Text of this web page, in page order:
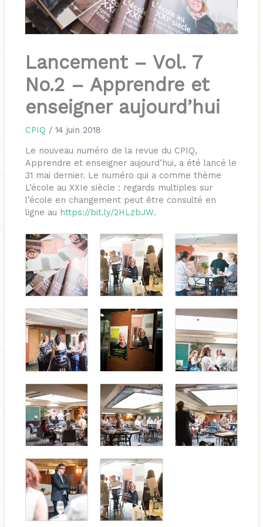
Lancement – Vol. 7
No.2 – Apprendre et
enseigner aujourd’hui
CPIQ / 14 juin 2018
Le nouveau numéro de la revue du CPIQ,
Apprendre et enseigner aujourd’hui, a été lancé le
31 mai dernier. Le numéro qui a comme thème
L’école au XXIe siècle : regards multiples sur
l’école en changement peut être consulté en
ligne au https://bit.ly/2HLzbJW.